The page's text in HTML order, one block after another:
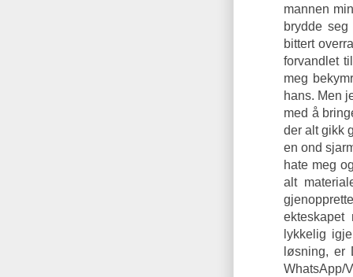
mannen
brydde
bittert
forvandlet
meg
hans. Men
med å
der alt gikk
en ond
hate meg
alt
lykkelig
løsning, er